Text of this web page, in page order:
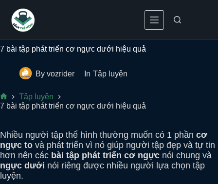
7 bài tập phát triển cơ ngực dưới hiệu quả
By vozrider In Tập luyện
Home
Tập luyện
7 bài tập phát triển cơ ngực dưới hiệu quả
Nhiều người tập thể hình thường muốn có 1 phần cơ
ngực to và phát triển vì nó giúp người tập đẹp và tự tin
hơn nên các bài tập phát triển cơ ngực nói chung và
ngực dưới nói riêng được nhiều người lựa chọn tập
luyện.